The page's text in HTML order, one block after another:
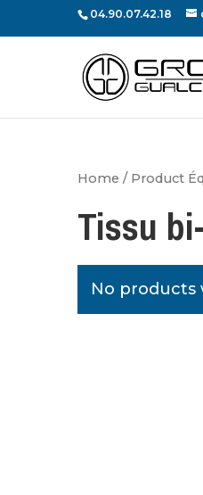
04.90.07.42.18
Home / Product
Tissu
No products